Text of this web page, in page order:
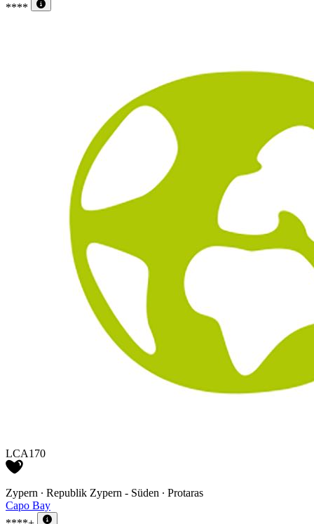
****
LCA170
Zypern ∙ Republik Zypern - Süden ∙ Protaras
Capo Bay